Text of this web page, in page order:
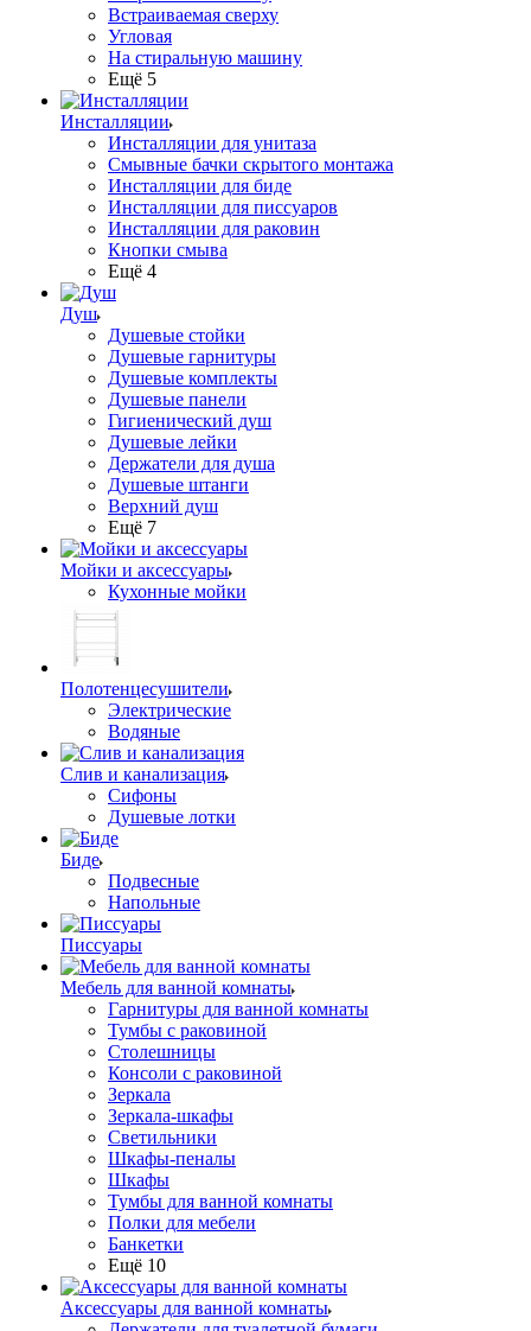
Встраиваемая сверху
Угловая
На стиральную машину
Ещё 5
Инсталляции
Инсталляции для унитаза
Смывные бачки скрытого монтажа
Инсталляции для биде
Инсталляции для писсуаров
Инсталляции для раковин
Кнопки смыва
Ещё 4
Душ
Душевые стойки
Душевые гарнитуры
Душевые комплекты
Душевые панели
Гигиенический душ
Душевые лейки
Держатели для душа
Душевые штанги
Верхний душ
Ещё 7
Мойки и аксессуары
Кухонные мойки
Полотенцесушители
Электрические
Водяные
Слив и канализация
Сифоны
Душевые лотки
Биде
Подвесные
Напольные
Писсуары
Мебель для ванной комнаты
Гарнитуры для ванной комнаты
Тумбы с раковиной
Столешницы
Консоли с раковиной
Зеркала
Зеркала-шкафы
Светильники
Шкафы-пеналы
Шкафы
Тумбы для ванной комнаты
Полки для мебели
Банкетки
Ещё 10
Аксессуары для ванной комнаты